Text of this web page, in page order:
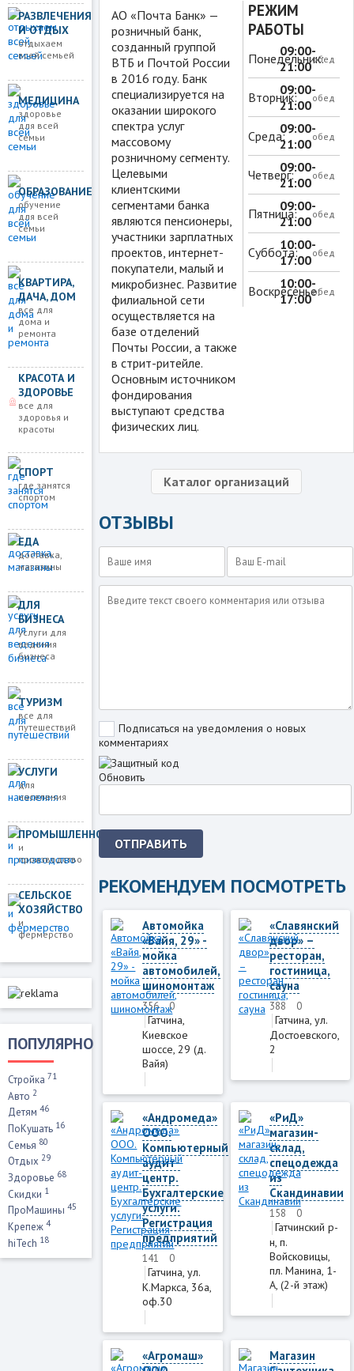
РАЗВЛЕЧЕНИЯ
И ОТДЫХ
отдыхаем
всей семьей
МЕДИЦИНА
здоровье
для всей
семьи
ОБРАЗОВАНИЕ
обучение
для всей
семьи
КВАРТИРА,
ДАЧА, ДОМ
все для
дома и
ремонта
КРАСОТА И
ЗДОРОВЬЕ
все для
здоровья и
красоты
СПОРТ
где занятся
спортом
ЕДА
доставка,
магазины
ДЛЯ
БИЗНЕСА
услуги для
ведения
бизнеса
ТУРИЗМ
все для
путешествий
УСЛУГИ
для
населения
ПРОМЫШЛЕННОСТЬ
и
производство
СЕЛЬСКОЕ
ХОЗЯЙСТВО
и
фермерство
ПОПУЛЯРНО
Стройка 71
Авто 2
Детям 46
ПоКушать 16
Семья 80
Отдых 29
Здоровье 68
Скидки 1
ПроМашины 45
Крепеж 4
hiTech 18
АО «Почта Банк» —
розничный банк,
созданный группой
ВТБ и Почтой России
в 2016 году. Банк
специализируется на
оказании широкого
спектра услуг
массовому
розничному сегменту.
Целевыми
клиентскими
сегментами банка
являются пенсионеры,
участники зарплатных
проектов, интернет-
покупатели, малый и
микробизнес. Развитие
филиальной сети
осуществляется на
базе отделений
Почты России, а также
в стрит-ритейле.
Основным источником
фондирования
выступают средства
физических лиц.
РЕЖИМ
РАБОТЫ
Понедельник:
09:00-
21:00обед
Вторник:09:00-
21:00обед
Среда:09:00-
21:00обед
Четверг:09:00-
21:00обед
Пятница:09:00-
21:00обед
Суббота:10:00-
17:00обед
Воскресенье:
10:00-
17:00обед
Каталог организаций
ОТЗЫВЫ
Подписаться на уведомления о новых
комментариях
Обновить
ОТПРАВИТЬ
РЕКОМЕНДУЕМ ПОСМОТРЕТЬ
Автомойка
«Вайя, 29» -
мойка
автомобилей,
шиномонтаж
356 0
Гатчина,
Киевское
шоссе, 29 (д.
Вайя)
«Славянский
двор» –
ресторан,
гостиница,
сауна
388 0
Гатчина, ул.
Достоевского,
2
«Андромеда»
ООО.
Компьютерный
аудит-
центр.
Бухгалтерские
услуги.
Регистрация
предприятий
141 0
Гатчина, ул.
К.Маркса, 36а,
оф.30
«РиД»
магазин-
склад,
спецодежда
из
Скандинавии
158 0
Гатчинский р-
н, п.
Войсковицы,
пл. Манина, 1-
А, (2-й этаж)
«Агромаш»
Магазин